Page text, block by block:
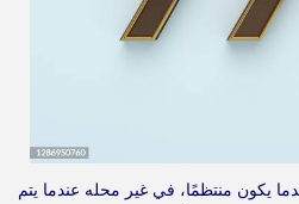
يكون منتظمًا، في غير محله عندما يتم